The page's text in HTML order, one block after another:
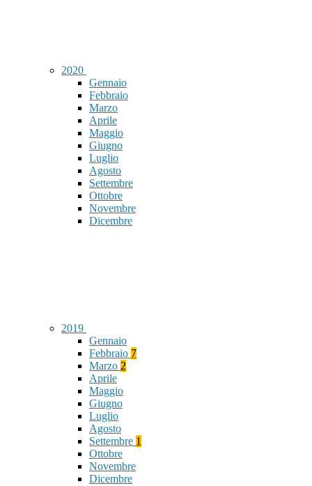
2020
Gennaio
Febbraio
Marzo
Aprile
Maggio
Giugno
Luglio
Agosto
Settembre
Ottobre
Novembre
Dicembre
2019
Gennaio
Febbraio 7
Marzo 2
Aprile
Maggio
Giugno
Luglio
Agosto
Settembre 1
Ottobre
Novembre
Dicembre